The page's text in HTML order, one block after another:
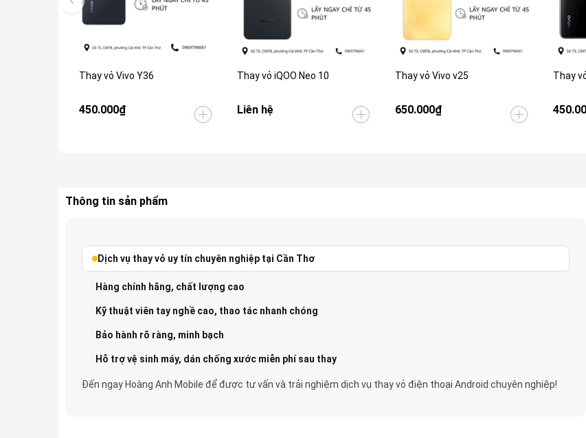
Thay vỏ Vivo Y36
450.000₫
Thay vỏ iQOO Neo 10
Liên hệ
Thay vỏ Vivo v25
650.000₫
Thay
Thông tin sản phẩm
Dịch vụ thay vỏ uy tín chuyên nghiệp tại Cần Thơ
Hàng chính hãng, chất lượng cao
Kỹ thuật viên tay nghề cao, thao tác nhanh chóng
Bảo hành rõ ràng, minh bạch
Hỗ trợ vệ sinh máy, dán chống xước miễn phí sau thay
Đến ngay Hoàng Anh Mobile để được tư vấn và trải nghiệm dịch vụ thay vỏ điện thoại Android chuyên nghiệp!